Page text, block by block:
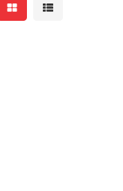
Mostrar resultados em
Mostrar